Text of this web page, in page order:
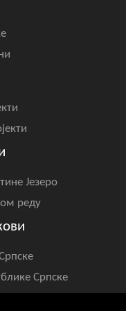
Језеро
реду
Српске